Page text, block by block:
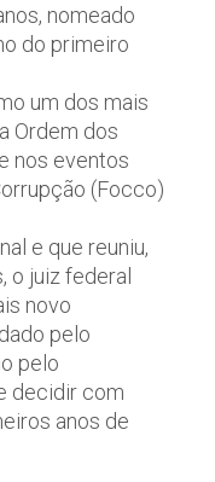
nomeado
do primeiro
um dos mais
Ordem dos
nos eventos
(Focco)
e que reuniu,
o juiz federal
novo
pelo
pelo
decidir com
anos de